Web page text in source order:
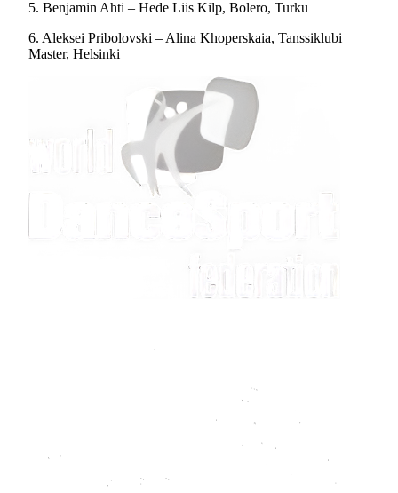
5. Benjamin Ahti – Hede Liis Kilp, Bolero, Turku
6. Aleksei Pribolovski – Alina Khoperskaia, Tanssiklubi
Master, Helsinki